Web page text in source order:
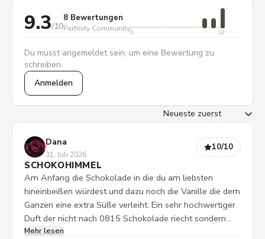
9.3/10
8 Bewertungen
Parfinity Community0 10
Du musst angemeldet sein, um eine Bewertung zu
schreiben.
Anmelden
Dana
31. Juli 2026
10/10
SCHOKOHIMMEL
Am Anfang die Schokolade in die du am liebsten
hineinbeißen würdest und dazu noch die Vanille die dem
Ganzen eine extra Süße verleiht. Ein sehr hochwertiger
Duft der nicht nach 0815 Schokolade riecht sondern
exklusiv und voller Passion und Leidenschaft zum
Mehr lesen